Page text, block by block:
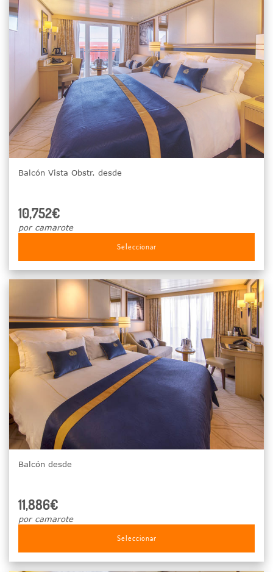
Balcón Vista Obstr. desde
10,752€
por camarote
Seleccionar
Balcón desde
11,886€
por camarote
Seleccionar